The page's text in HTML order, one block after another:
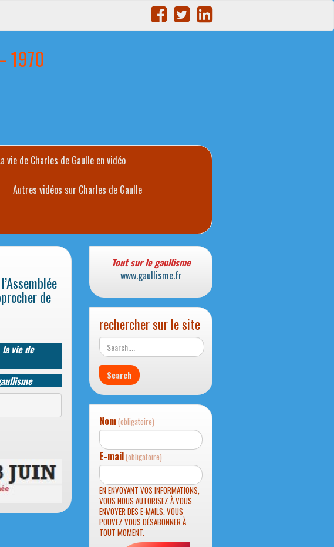
1970
vie de Charles de Gaulle en vidéo
Autres vidéos sur Charles de Gaulle
de
vie de
Tout sur le gaullisme
www.gaullisme.fr
rechercher sur le site
Nom(obligatoire)
E-mail(obligatoire)
EN ENVOYANT VOS INFORMATIONS,
VOUS NOUS AUTORISEZ À VOUS
ENVOYER DES E-MAILS. VOUS
POUVEZ VOUS DÉSABONNER À
TOUT MOMENT.